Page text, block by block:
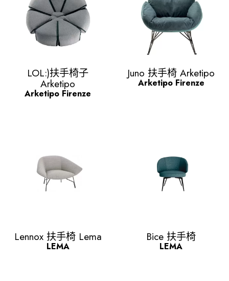
 Quick view
LOL:)扶手椅子
Arketipo
Arketipo Firenze
Quick view
Juno 扶手椅 Arketipo
Arketipo Firenze
 Quick view
Lennox 扶手椅 Lema
LEMA
Quick view
Bice 扶手椅
LEMA